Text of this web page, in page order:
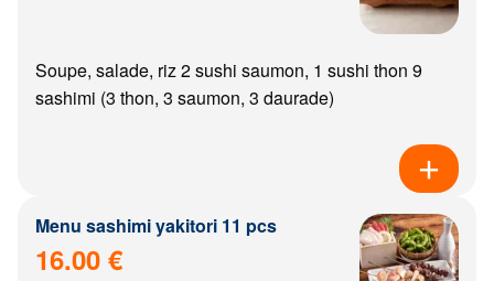
Soupe, salade, riz 2 sushi saumon, 1 sushi thon 9
sashimi (3 thon, 3 saumon, 3 daurade)
Menu sashimi yakitori 11 pcs
16.00 €